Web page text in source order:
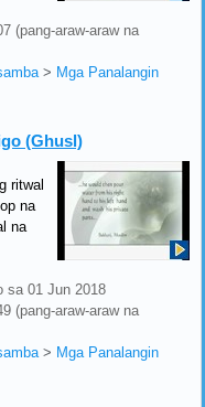
(pang-araw-araw na
> Mga Panalangin
(Ghusl)
ritwal
na
na
sa 01 Jun 2018
(pang-araw-araw na
> Mga Panalangin